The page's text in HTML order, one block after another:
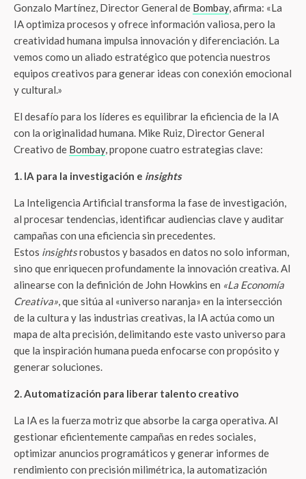
Gonzalo Martínez, Director General de Bombay, afirma: «La
IA optimiza procesos y ofrece información valiosa, pero la
creatividad humana impulsa innovación y diferenciación. La
vemos como un aliado estratégico que potencia nuestros
equipos creativos para generar ideas con conexión emocional
y cultural.»
El desafío para los líderes es equilibrar la eficiencia de la IA
con la originalidad humana. Mike Ruiz, Director General
Creativo de Bombay, propone cuatro estrategias clave:
1. IA para la investigación e insights
La Inteligencia Artificial transforma la fase de investigación,
al procesar tendencias, identificar audiencias clave y auditar
campañas con una eficiencia sin precedentes.
Estos insightsrobustos y basados en datos no solo informan,
sino que enriquecen profundamente la innovación creativa. Al
alinearse con la definición de John Howkins en «La Economía
Creativa», que sitúa al «universo naranja» en la intersección
de la cultura y las industrias creativas, la IA actúa como un
mapa de alta precisión, delimitando este vasto universo para
que la inspiración humana pueda enfocarse con propósito y
generar soluciones.
2. Automatización para liberar talento creativo
La IA es la fuerza motriz que absorbe la carga operativa. Al
gestionar eficientemente campañas en redes sociales,
optimizar anuncios programáticos y generar informes de
rendimiento con precisión milimétrica, la automatización